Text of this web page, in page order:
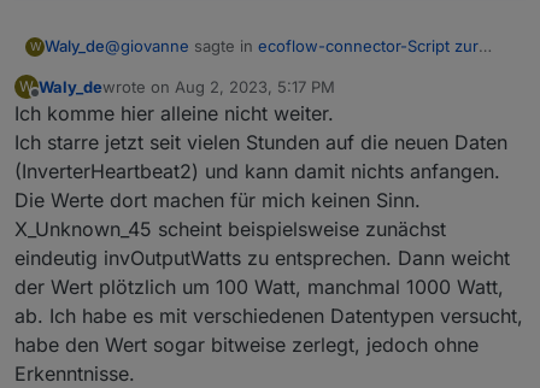
W Waly_de@giovanne sagte in ecoflow-connector-Script zur
Wenn du bei Gelegenheit die schreibenden
Befehle auf einen alternativen mqtt broker
wozu? Das hat auch vermutlich wenig Sinn, weil der
Inhalt einen buffer, also binäre Daten enthält
W
Offline
Waly_dewrote on Aug 2, 2023, 5:17 PM
last edited by
Ich komme hier alleine nicht weiter.
Ich starre jetzt seit vielen Stunden auf die neuen Daten
(InverterHeartbeat2) und kann damit nichts anfangen.
Die Werte dort machen für mich keinen Sinn.
X_Unknown_45 scheint beispielsweise zunächst
eindeutig invOutputWatts zu entsprechen. Dann weicht
der Wert plötzlich um 100 Watt, manchmal 1000 Watt,
ab. Ich habe es mit verschiedenen Datentypen versucht,
habe den Wert sogar bitweise zerlegt, jedoch ohne
Erkenntnisse.